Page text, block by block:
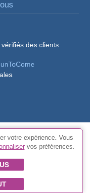
des clients
votre expérience. Vous
vos préférences.